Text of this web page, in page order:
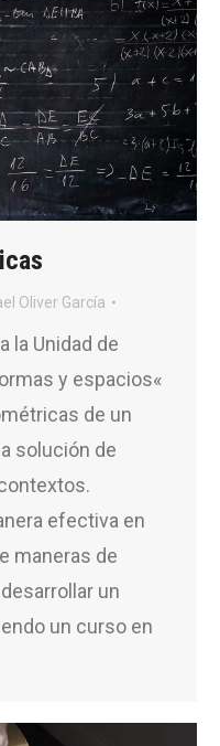
Oliver García
la Unidad de
y espacios«
de un
solución de
efectiva en
maneras de
un
un curso en